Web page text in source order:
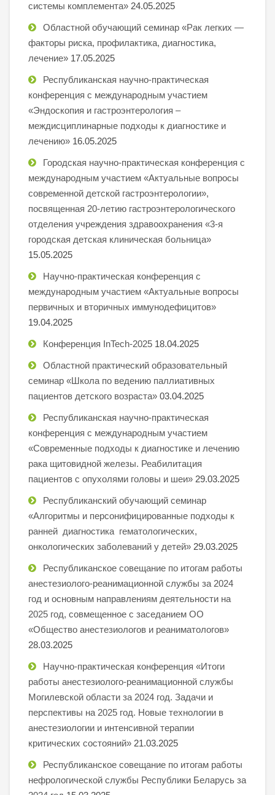
системы комплемента» 24.05.2025
Областной обучающий семинар «Рак легких —
факторы риска, профилактика, диагностика,
лечение» 17.05.2025
Республиканская научно-практическая
конференция с международным участием
«Эндоскопия и гастроэнтерология –
междисциплинарные подходы к диагностике и
лечению» 16.05.2025
Городская научно-практическая конференция с
международным участием «Актуальные вопросы
современной детской гастроэнтерологии»,
посвященная 20-летию гастроэнтерологического
отделения учреждения здравоохранения «3-я
городская детская клиническая больница»
15.05.2025
Научно-практическая конференция с
международным участием «Актуальные вопросы
первичных и вторичных иммунодефицитов»
19.04.2025
Конференция InTech-2025 18.04.2025
Областной практический образовательный
семинар «Школа по ведению паллиативных
пациентов детского возраста» 03.04.2025
Республиканская научно-практическая
конференция с международным участием
«Современные подходы к диагностике и лечению
рака щитовидной железы. Реабилитация
пациентов с опухолями головы и шеи» 29.03.2025
Республиканский обучающий семинар
«Алгоритмы и персонифицированные подходы к
ранней диагностика гематологических,
онкологических заболеваний у детей» 29.03.2025
Республиканское совещание по итогам работы
анестезиолого-реанимационной службы за 2024
год и основным направлениям деятельности на
2025 год, совмещенное с заседанием ОО
«Общество анестезиологов и реаниматологов»
28.03.2025
Научно-практическая конференция «Итоги
работы анестезиолого-реанимационной службы
Могилевской области за 2024 год. Задачи и
перспективы на 2025 год. Новые технологии в
анестезиологии и интенсивной терапии
критических состояний» 21.03.2025
Республиканское совещание по итогам работы
нефрологической службы Республики Беларусь за